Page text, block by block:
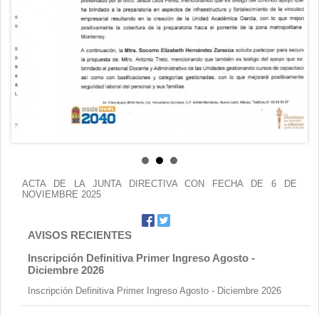
ACTA DE LA JUNTA DIRECTIVA CON FECHA DE 6 DE
NOVIEMBRE 2025
AVISOS RECIENTES
Inscripción Definitiva Primer Ingreso Agosto -
Diciembre 2026
Inscripción Definitiva Primer Ingreso Agosto - Diciembre 2026